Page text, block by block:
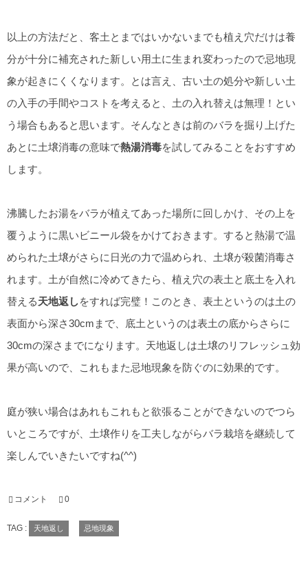
以上の方法だと、客土とまではいかないまでも植え穴だけは養
分が十分に補充された新しい用土に生まれ変わったので忌地現
象が起きにくくなります。とは言え、古い土の処分や新しい土
の入手の手間やコストを考えると、土の入れ替えは無理！とい
う場合もあると思います。そんなときは前のバラを掘り上げた
あとに土壌消毒の意味で熱湯消毒を試してみることをおすすめ
します。
沸騰したお湯をバラが植えてあった場所に回しかけ、その上を
覆うように黒いビニール袋をかけておきます。すると熱湯で温
められた土壌がさらに日光の力で温められ、土壌が殺菌消毒さ
れます。土が自然に冷めてきたら、植え穴の表土と底土を入れ
替える天地返しをすれば完璧！このとき、表土というのは土の
表面から深さ30cmまで、底土というのは表土の底からさらに
30cmの深さまでになります。天地返しは土壌のリフレッシュ効
果が高いので、これもまた忌地現象を防ぐのに効果的です。
庭が狭い場合はあれもこれもと欲張ることができないのでつら
いところですが、土壌作りを工夫しながらバラ栽培を継続して
楽しんでいきたいですね(^^)
コメント 0
TAG : 天地返し 忌地現象